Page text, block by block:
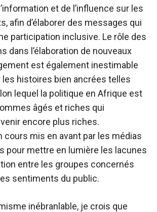
et de l’influence sur les
afin d’élaborer des messages qui
participation inclusive. Le rôle des
dans l’élaboration de nouveaux
est également inestimable
les histoires bien ancrées telles
lequel la politique en Afrique est
âgés et riches qui
encore plus riches.
cours mis en avant par les médias
pour mettre en lumière les lacunes
entre les groupes concernés
sentiments du public.
inébranlable, je crois que